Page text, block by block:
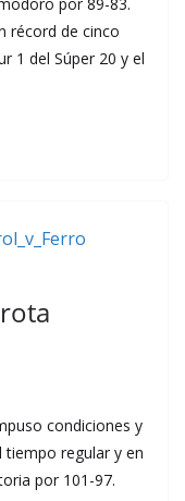
récord de cinco
1 del Súper 20 y el
condiciones y
tiempo regular y en
por 101-97.